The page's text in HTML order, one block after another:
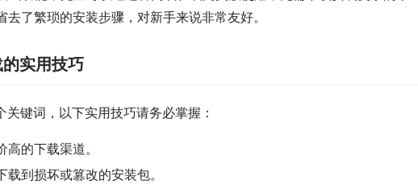
了繁琐的安装步骤，对新手来说非常友好。
实用技巧
键词，以下实用技巧请务必掌握：
的下载渠道。
到损坏或篡改的安装包。